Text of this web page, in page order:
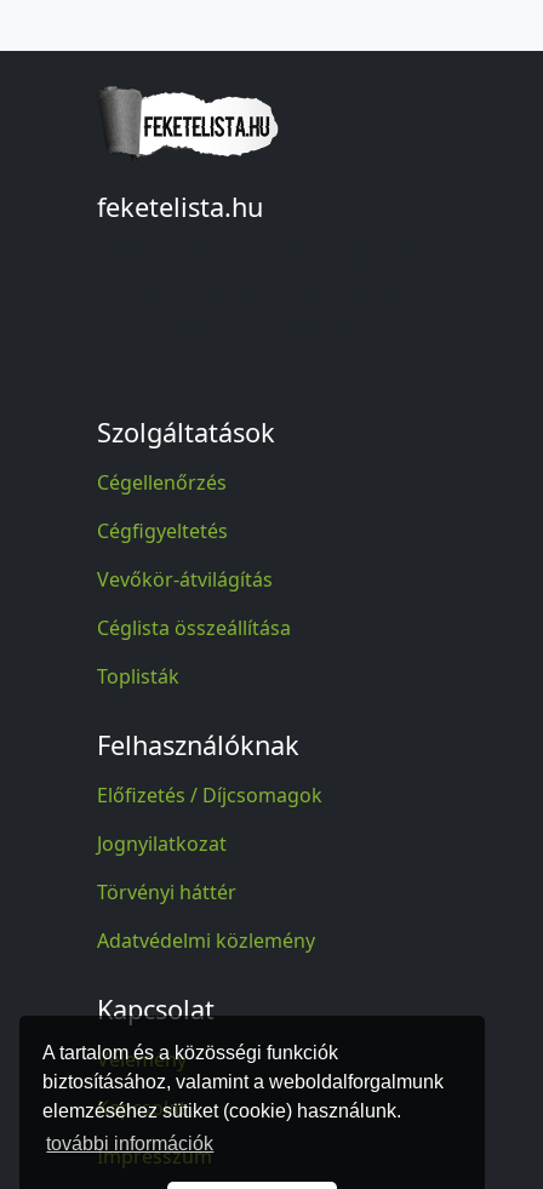
A tartalom és a közösségi funkciók
biztosításához, valamint a weboldalforgalmunk
elemzéséhez sütiket (cookie) használunk.
további információk
feketelista.hu
Szolgáltatások
Cégellenőrzés
Cégfigyeltetés
Vevőkör-átvilágítás
Céglista összeállítása
Toplisták
Felhasználóknak
Előfizetés / Díjcsomagok
Jognyilatkozat
Törvényi háttér
Adatvédelmi közlemény
Kapcsolat
Vélemény
Kapcsolat
Impresszum